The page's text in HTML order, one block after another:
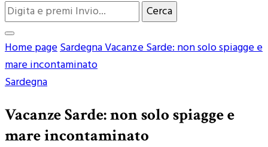
Cerchi
qualcosa?
Home pageSardegnaVacanze Sarde: non solo spiagge e
mare incontaminato
Sardegna
Vacanze Sarde: non solo spiagge e
mare incontaminato